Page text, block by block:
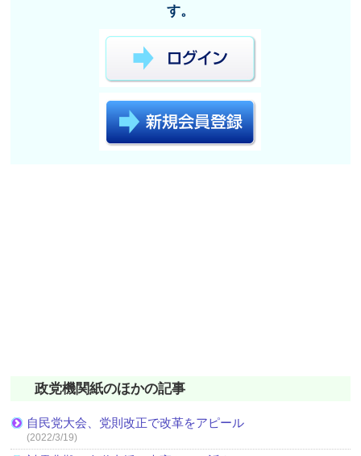
す。
政党機関紙のほかの記事
自民党大会、党則改正で改革をアピール
(2022/3/19)